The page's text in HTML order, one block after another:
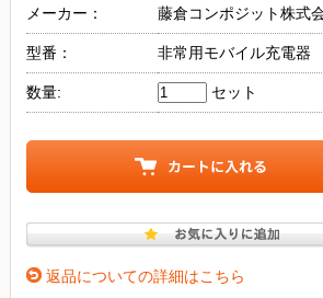
メーカー： 藤倉コンポジット株式
型番： 非常用モバイル充電器
数量: セット
返品についての詳細はこちら